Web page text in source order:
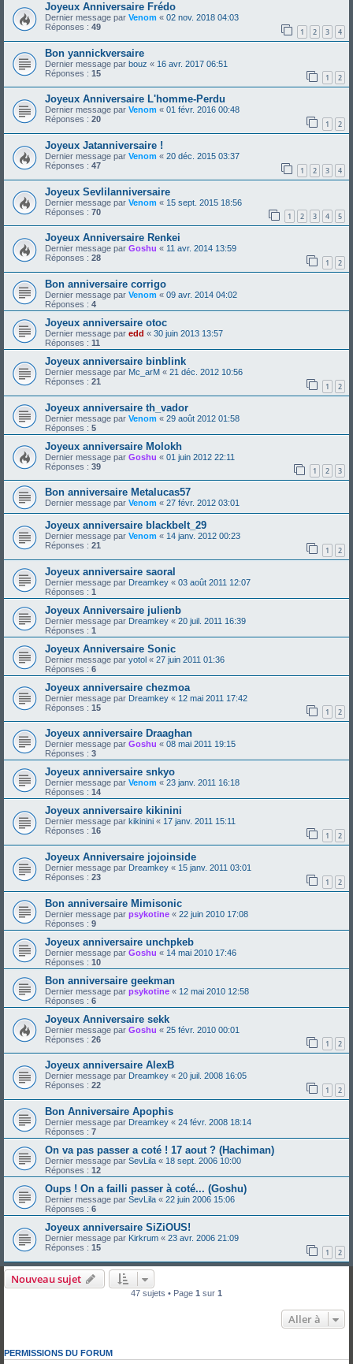
Joyeux Anniversaire Frédo
Dernier message par Venom « 02 nov. 2018 04:03
Réponses : 49 1 2 3 4
Bon yannickversaire
Dernier message par bouz « 16 avr. 2017 06:51
Réponses : 15 1 2
Joyeux Anniversaire L'homme-Perdu
Dernier message par Venom « 01 févr. 2016 00:48
Réponses : 20 1 2
Joyeux Jatanniversaire !
Dernier message par Venom « 20 déc. 2015 03:37
Réponses : 47 1 2 3 4
Joyeux Sevlilanniversaire
Dernier message par Venom « 15 sept. 2015 18:56
Réponses : 70 1 2 3 4 5
Joyeux Anniversaire Renkei
Dernier message par Goshu « 11 avr. 2014 13:59
Réponses : 28 1 2
Bon anniversaire corrigo
Dernier message par Venom « 09 avr. 2014 04:02
Réponses : 4
Joyeux anniversaire otoc
Dernier message par edd « 30 juin 2013 13:57
Réponses : 11
Joyeux anniversaire binblink
Dernier message par Mc_arM « 21 déc. 2012 10:56
Réponses : 21 1 2
Joyeux anniversaire th_vador
Dernier message par Venom « 29 août 2012 01:58
Réponses : 5
Joyeux anniversaire Molokh
Dernier message par Goshu « 01 juin 2012 22:11
Réponses : 39 1 2 3
Bon anniversaire Metalucas57
Dernier message par Venom « 27 févr. 2012 03:01
Joyeux anniversaire blackbelt_29
Dernier message par Venom « 14 janv. 2012 00:23
Réponses : 21 1 2
Joyeux anniversaire saoral
Dernier message par Dreamkey « 03 août 2011 12:07
Réponses : 1
Joyeux Anniversaire julienb
Dernier message par Dreamkey « 20 juil. 2011 16:39
Réponses : 1
Joyeux Anniversaire Sonic
Dernier message par yotol « 27 juin 2011 01:36
Réponses : 6
Joyeux anniversaire chezmoa
Dernier message par Dreamkey « 12 mai 2011 17:42
Réponses : 15 1 2
Joyeux anniversaire Draaghan
Dernier message par Goshu « 08 mai 2011 19:15
Réponses : 3
Joyeux anniversaire snkyo
Dernier message par Venom « 23 janv. 2011 16:18
Réponses : 14
Joyeux anniversaire kikinini
Dernier message par kikinini « 17 janv. 2011 15:11
Réponses : 16 1 2
Joyeux Anniversaire jojoinside
Dernier message par Dreamkey « 15 janv. 2011 03:01
Réponses : 23 1 2
Bon anniversaire Mimisonic
Dernier message par psykotine « 22 juin 2010 17:08
Réponses : 9
Joyeux anniversaire unchpkeb
Dernier message par Goshu « 14 mai 2010 17:46
Réponses : 10
Bon anniversaire geekman
Dernier message par psykotine « 12 mai 2010 12:58
Réponses : 6
Joyeux Anniversaire sekk
Dernier message par Goshu « 25 févr. 2010 00:01
Réponses : 26 1 2
Joyeux anniversaire AlexB
Dernier message par Dreamkey « 20 juil. 2008 16:05
Réponses : 22 1 2
Bon Anniversaire Apophis
Dernier message par Dreamkey « 24 févr. 2008 18:14
Réponses : 7
On va pas passer a coté ! 17 aout ? (Hachiman)
Dernier message par SevLila « 18 sept. 2006 10:00
Réponses : 12
Oups ! On a failli passer à coté... (Goshu)
Dernier message par SevLila « 22 juin 2006 15:06
Réponses : 6
Joyeux anniversaire SiZiOUS!
Dernier message par Kirkrum « 23 avr. 2006 21:09
Réponses : 15 1 2
Nouveau sujet
47 sujets • Page 1 sur 1
Aller à
PERMISSIONS DU FORUM